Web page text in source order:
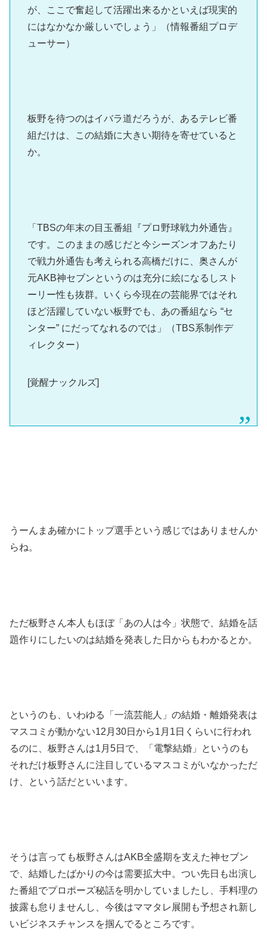
が、ここで奮起して活躍出来るかといえば現実的
にはなかなか厳しいでしょう」（情報番組プロデ
ューサー）
板野を待つのはイバラ道だろうが、あるテレビ番
組だけは、この結婚に大きい期待を寄せていると
か。
「TBSの年末の目玉番組『プロ野球戦力外通告』
です。このままの感じだと今シーズンオフあたり
で戦力外通告も考えられる高橋だけに、奥さんが
元AKB神セブンというのは充分に絵になるしスト
ーリー性も抜群。いくら今現在の芸能界ではそれ
ほど活躍していない板野でも、あの番組なら “セ
ンター” にだってなれるのでは」（TBS系制作デ
ィレクター）
[覚醒ナックルズ]
うーんまあ確かにトップ選手という感じではありませんか
らね。
ただ板野さん本人もほぼ「あの人は今」状態で、結婚を話
題作りにしたいのは結婚を発表した日からもわかるとか。
というのも、いわゆる「一流芸能人」の結婚・離婚発表は
マスコミが動かない12月30日から1月1日くらいに行われ
るのに、板野さんは1月5日で、「電撃結婚」というのも
それだけ板野さんに注目しているマスコミがいなかっただ
け、という話だといいます。
そうは言っても板野さんはAKB全盛期を支えた神セブン
で、結婚したばかりの今は需要拡大中。つい先日も出演し
た番組でプロポーズ秘話を明かしていましたし、手料理の
披露も怠りませんし、今後はママタレ展開も予想され新し
いビジネスチャンスを掴んでるところです。